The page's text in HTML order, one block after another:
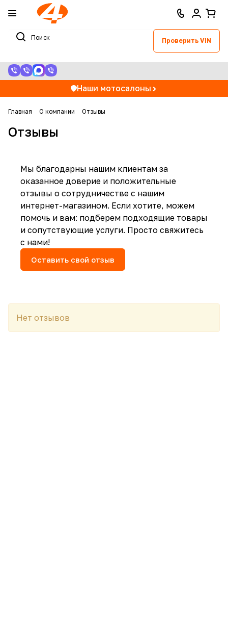
Проверить VIN
Наши мотосалоны
Главная О компании Отзывы
Отзывы
Мы благодарны нашим клиентам за
оказанное доверие и положительные
отзывы о сотрудничестве с нашим
интернет-магазином. Если хотите, можем
помочь и вам: подберем подходящие товары
и сопутствующие услуги. Просто свяжитесь
с нами!
Оставить свой отзыв
Нет отзывов